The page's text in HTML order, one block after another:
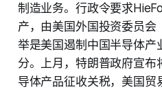
制造业务。行政令要求
产，由美国外国投资委员会
举是美国遏制中国半导体产
分。上月，特朗普政府宣
导体产品征收关税，美国贸